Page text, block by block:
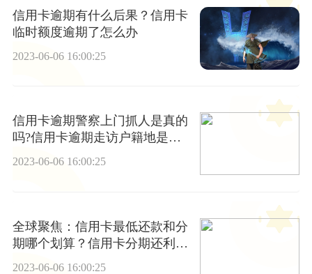
信用卡逾期有什么后果？信用卡
临时额度逾期了怎么办
2023-06-06 16:00:25
信用卡逾期警察上门抓人是真的
吗?信用卡逾期走访户籍地是真
的吗?
2023-06-06 16:00:25
全球聚焦：信用卡最低还款和分
期哪个划算？信用卡分期还利息
2023-06-06 16:00:25